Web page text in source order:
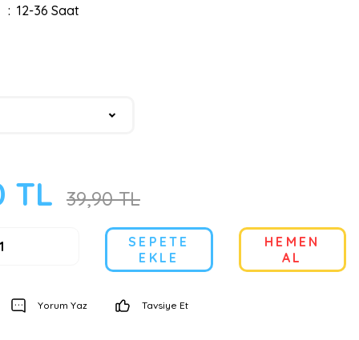
12-36 Saat
TL 39,90 TL
SEPETE
EKLE
HEMEN
AL
Yorum Yaz Tavsiye Et